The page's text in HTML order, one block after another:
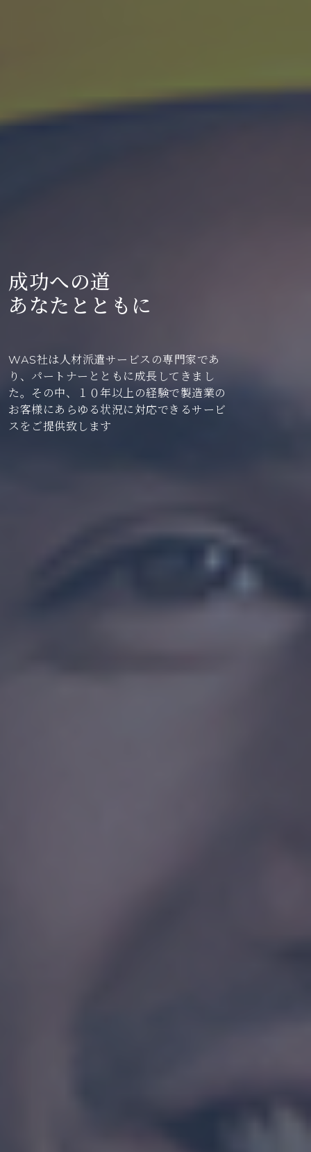
成功への道
あなたとともに
WAS社は人材派遣サービスの専門家であ
り、パートナーとともに成長してきまし
た。その中、１０年以上の経験で製造業の
お客様にあらゆる状況に対応できるサービ
スをご提供致します